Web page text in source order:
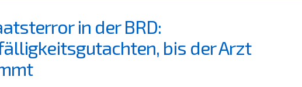
in der BRD:
bis der Arzt